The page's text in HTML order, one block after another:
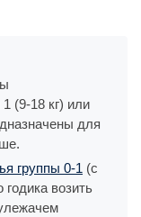
(9-18 кг) или
для
группы 0-1 (с
возить